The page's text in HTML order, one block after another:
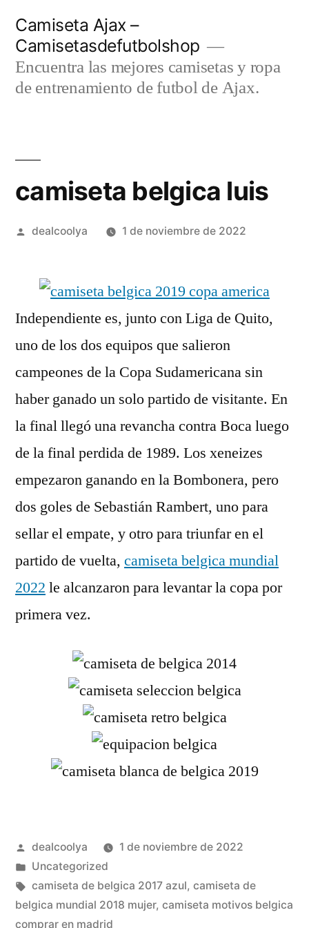
contenido
Camiseta Ajax –
Camisetasdefutbolshop
Encuentra las mejores camisetas y ropa
de entrenamiento de futbol de Ajax.
camiseta belgica luis
Publicado
dealcoolya 1 de noviembre de 2022
Independiente es, junto con Liga de Quito,
uno de los dos equipos que salieron
campeones de la Copa Sudamericana sin
haber ganado un solo partido de visitante. En
la final llegó una revancha contra Boca luego
de la final perdida de 1989. Los xeneizes
empezaron ganando en la Bombonera, pero
dos goles de Sebastián Rambert, uno para
sellar el empate, y otro para triunfar en el
partido de vuelta, camiseta belgica mundial
2022 le alcanzaron para levantar la copa por
primera vez.
Publicado
por
dealcoolya
1 de noviembre de 2022
Publicado
en
Uncategorized
Etiquetas:
camiseta de belgica 2017 azul, camiseta de
belgica mundial 2018 mujer, camiseta motivos belgica
comprar en madrid